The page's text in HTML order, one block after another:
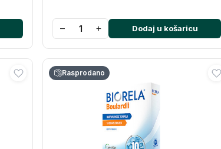
− + Dodaj u košaricu
Rasprodano